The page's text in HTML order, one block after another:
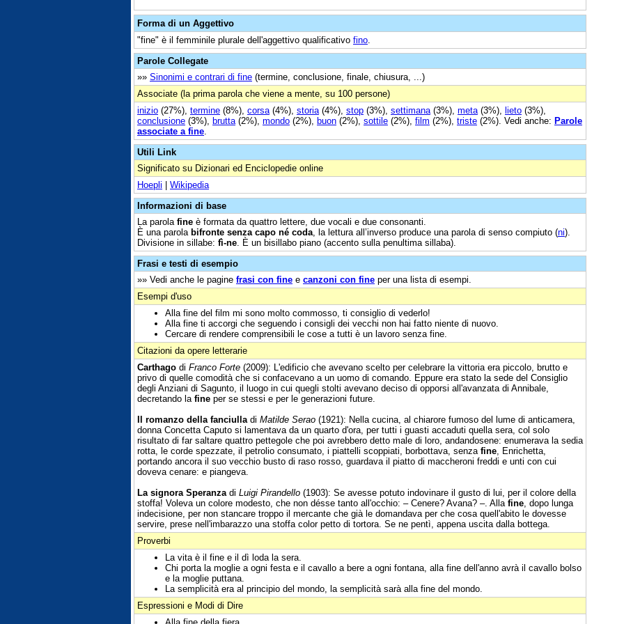
Forma di un Aggettivo
"fine" è il femminile plurale dell'aggettivo qualificativo fino
Parole Collegate
»» Sinonimi e contrari di fine (termine, conclusione, finale, chiusura, ...)
Associate (la prima parola che viene a mente, su 100 persone)
inizio (27%), termine (8%), corsa (4%), storia (4%), stop (3%), settimana (3%), meta (3%), lieto (3%),
conclusione (3%), brutta (2%), mondo (2%), buon (2%), sottile (2%), film (2%), triste (2%). Vedi anche: Parole
associate a fine
Utili Link
Significato su Dizionari ed Enciclopedie online
Hoepli | Wikipedia
Informazioni di base
La parola fine è formata da quattro lettere, due vocali e due consonanti.
È una parola bifronte senza capo né coda , la lettura all’inverso produce una parola di senso compiuto (ni).
Divisione in sillabe: fì-ne . È un bisillabo piano (accento sulla penultima sillaba).
Frasi e testi di esempio
»» Vedi anche le pagine frasi con fine e canzoni con fine per una lista di esempi.
Esempi d'uso
Alla fine del film mi sono molto commosso, ti consiglio di vederlo!
Alla fine ti accorgi che seguendo i consigli dei vecchi non hai fatto niente di nuovo.
Cercare di rendere comprensibili le cose a tutti è un lavoro senza fine.
Citazioni da opere letterarie
Carthago di Franco Forte (2009): L'edificio che avevano scelto per celebrare la vittoria era piccolo, brutto e
privo di quelle comodità che si confacevano a un uomo di comando. Eppure era stato la sede del Consiglio
degli Anziani di Sagunto, il luogo in cui quegli stolti avevano deciso di opporsi all'avanzata di Annibale,
decretando la fine per se stessi e per le generazioni future.
Il romanzo della fanciulla di Matilde Serao (1921): Nella cucina, al chiarore fumoso del lume di anticamera,
donna Concetta Caputo si lamentava da un quarto d'ora, per tutti i guasti accaduti quella sera, col solo
risultato di far saltare quattro pettegole che poi avrebbero detto male di loro, andandosene: enumerava la sedia
rotta, le corde spezzate, il petrolio consumato, i piattelli scoppiati, borbottava, senza fine , Enrichetta,
portando ancora il suo vecchio busto di raso rosso, guardava il piatto di maccheroni freddi e unti con cui
doveva cenare: e piangeva.
La signora Speranza di Luigi Pirandello (1903): Se avesse potuto indovinare il gusto di lui, per il colore della
stoffa! Voleva un colore modesto, che non désse tanto all'occhio: – Cenere? Avana? –. Alla fine , dopo lunga
indecisione, per non stancare troppo il mercante che già le domandava per che cosa quell'abito le dovesse
servire, prese nell'imbarazzo una stoffa color petto di tortora. Se ne pentì, appena uscita dalla bottega.
Proverbi
La vita è il fine e il dì loda la sera.
Chi porta la moglie a ogni festa e il cavallo a bere a ogni fontana, alla fine dell'anno avrà il cavallo bolso
e la moglie puttana.
La semplicità era al principio del mondo, la semplicità sarà alla fine del mondo.
Espressioni e Modi di Dire
Alla fine della fiera